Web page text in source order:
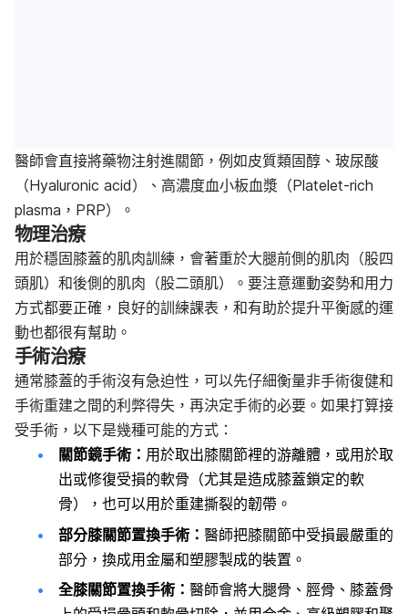
醫師會直接將藥物注射進關節，例如皮質類固醇、玻尿酸
（Hyaluronic acid）、高濃度血小板血漿（Platelet-rich
plasma，PRP）。
物理治療
用於穩固膝蓋的肌肉訓練，會著重於大腿前側的肌肉（股四
頭肌）和後側的肌肉（股二頭肌）。要注意運動姿勢和用力
方式都要正確，良好的訓練課表，和有助於提升平衡感的運
動也都很有幫助。
手術治療
通常膝蓋的手術沒有急迫性，可以先仔細衡量非手術復健和
手術重建之間的利弊得失，再決定手術的必要。如果打算接
受手術，以下是幾種可能的方式：
關節鏡手術： 用於取出膝關節裡的游離體，或用於取
出或修復受損的軟骨（尤其是造成膝蓋鎖定的軟
骨），也可以用於重建撕裂的韌帶。
部分膝關節置換手術： 醫師把膝關節中受損最嚴重的
部分，換成用金屬和塑膠製成的裝置。
全膝關節置換手術： 醫師會將大腿骨、脛骨、膝蓋骨